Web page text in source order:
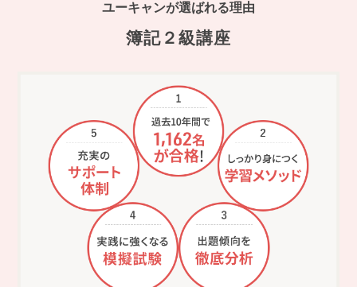
ユーキャンが選ばれる理由
簿記２級講座